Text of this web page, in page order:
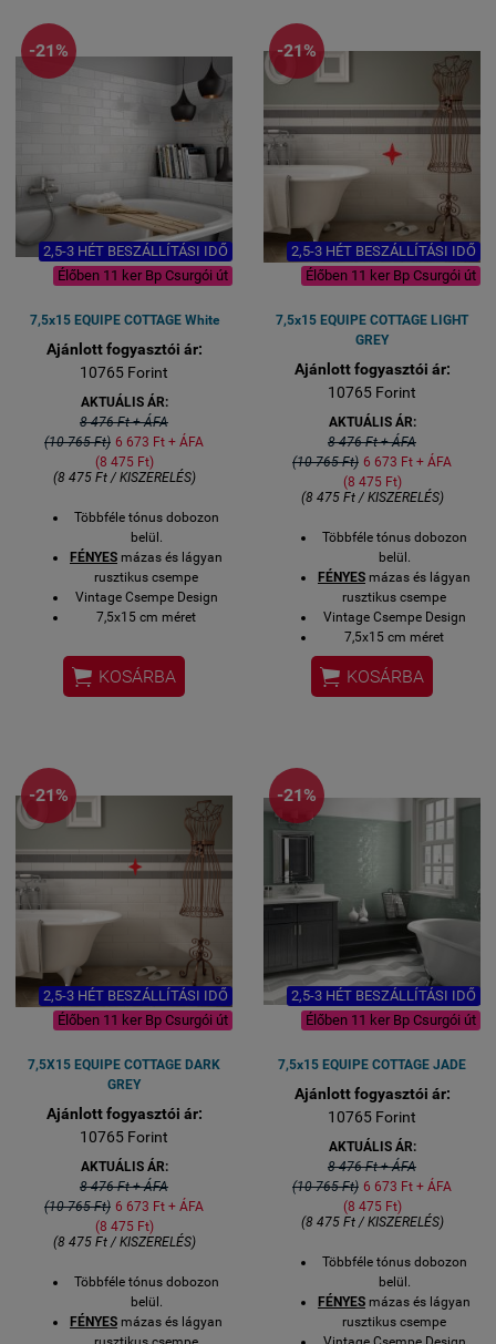
Csurgói út 15)
Házhoz szállítással is
rendelhető alábbiakban.
-21%
2,5-3 HÉT BESZÁLLÍTÁSI IDŐ
Élőben 11 ker Bp Csurgói út
7,5x15 EQUIPE COTTAGE White
Ajánlott fogyasztói ár:
10765 Forint
AKTUÁLIS ÁR:
8 476 Ft + ÁFA
(10 765 Ft) 6 673 Ft + ÁFA
(8 475 Ft)
(8 475 Ft / KISZERELÉS)
Többféle tónus dobozon
belül.
FÉNYES mázas és lágyan
rusztikus csempe
Vintage Csempe Design
7,5x15 cm méret
kiszerelés
Ugyanebben a színben
sorköz díszítő és lezáró
Házhoz szállítással is
rendelhető alábbiakban.
 KOSÁRBA
-21%
2,5-3 HÉT BESZÁLLÍTÁSI IDŐ
Élőben 11 ker Bp Csurgói út
7,5x15 EQUIPE COTTAGE LIGHT
GREY
Ajánlott fogyasztói ár:
10765 Forint
AKTUÁLIS ÁR:
8 476 Ft + ÁFA
(10 765 Ft) 6 673 Ft + ÁFA
(8 475 Ft)
(8 475 Ft / KISZERELÉS)
Többféle tónus dobozon
belül.
FÉNYES mázas és lágyan
rusztikus csempe
Vintage Csempe Design
7,5x15 cm méret
0,5 négyzetméter / gyári
kiszerelés
Ugyanebben a színben
Csurgói út 15)
Házhoz szállítással is
rendelhető alábbiakban.
 KOSÁRBA
-21%
2,5-3 HÉT BESZÁLLÍTÁSI IDŐ
Élőben 11 ker Bp Csurgói út
7,5X15 EQUIPE COTTAGE DARK
GREY
Ajánlott fogyasztói ár:
10765 Forint
AKTUÁLIS ÁR:
8 476 Ft + ÁFA
(10 765 Ft) 6 673 Ft + ÁFA
(8 475 Ft)
(8 475 Ft / KISZERELÉS)
Többféle tónus dobozon
belül.
FÉNYES mázas és lágyan
-21%
2,5-3 HÉT BESZÁLLÍTÁSI IDŐ
Élőben 11 ker Bp Csurgói út
7,5x15 EQUIPE COTTAGE JADE
Ajánlott fogyasztói ár:
10765 Forint
AKTUÁLIS ÁR:
8 476 Ft + ÁFA
(10 765 Ft) 6 673 Ft + ÁFA
(8 475 Ft)
(8 475 Ft / KISZERELÉS)
Többféle tónus dobozon
belül.
FÉNYES mázas és lágyan
rusztikus csempe